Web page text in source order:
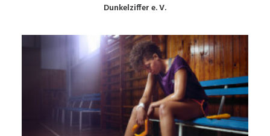
Dunkelziffer e. V.